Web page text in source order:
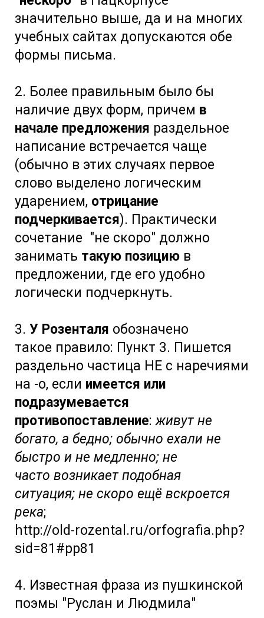
значительно выше, да и на многих
учебных сайтах допускаются обе
формы письма.
2. Более правильным было бы
наличие двух форм, причем в
начале предложения раздельное
написание встречается чаще
(обычно в этих случаях первое
слово выделено логическим
ударением, отрицание
подчеркивается). Практически
сочетание "не скоро" должно
занимать такую позицию в
предложении, где его удобно
логически подчеркнуть.
3. У Розенталя обозначено
такое правило: Пункт 3. Пишется
раздельно частица НЕ с наречиями
на -о, если имеется или
подразумевается
противопоставление:живут не
богато, а бедно; обычно ехали не
быстро и не медленно; не
часто возникает подобная
ситуация; не скоро ещё вскроется
река;
http://old-rozental.ru/orfografia.php?
sid=81#pp81
4. Известная фраза из пушкинской
поэмы "Руслан и Людмила"